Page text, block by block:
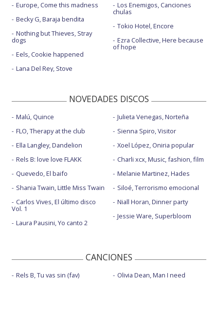
Europe, Come this madness
Becky G, Baraja bendita
Nothing but Thieves, Stray
dogs
Eels, Cookie happened
Lana Del Rey, Stove
Los Enemigos, Canciones
chulas
Tokio Hotel, Encore
Ezra Collective, Here because
of hope
NOVEDADES DISCOS
Malú, Quince
FLO, Therapy at the club
Ella Langley, Dandelion
Rels B: love love FLAKK
Quevedo, El baifo
Shania Twain, Little Miss Twain
Carlos Vives, El último disco
Vol. 1
Laura Pausini, Yo canto 2
Julieta Venegas, Norteña
Sienna Spiro, Visitor
Xoel López, Oniria popular
Charli xcx, Music, fashion, film
Melanie Martinez, Hades
Siloé, Terrorismo emocional
Niall Horan, Dinner party
Jessie Ware, Superbloom
CANCIONES
Rels B, Tu vas sin (fav) Olivia Dean, Man I need